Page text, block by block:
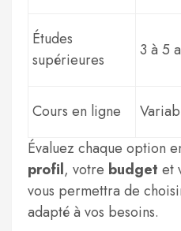
Études
supérieures
3 à 5
Cours en ligne
Évaluez chaque option
profil, votre budget et
vous permettra de
adapté à vos besoins.